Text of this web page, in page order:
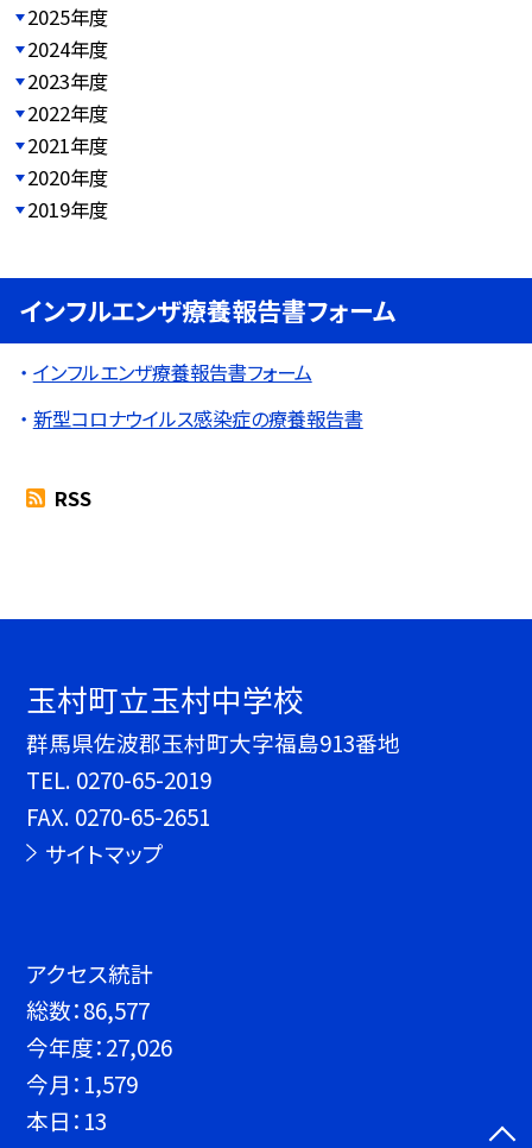
2025年度
2024年度
2023年度
2022年度
2021年度
2020年度
2019年度
インフルエンザ療養報告書フォーム
インフルエンザ療養報告書フォーム
新型コロナウイルス感染症の療養報告書
RSS
玉村町立玉村中学校
群馬県佐波郡玉村町大字福島913番地
TEL. 0270-65-2019
FAX. 0270-65-2651
サイトマップ
アクセス統計
総数：86,577
今年度：27,026
今月： 1,579
本日： 13